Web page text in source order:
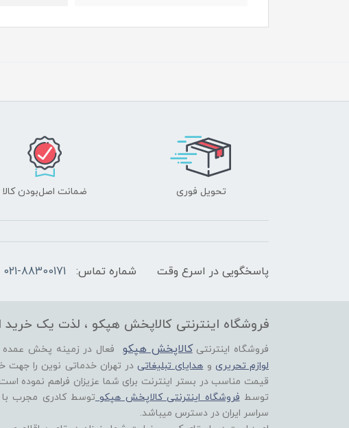
تحویل فوری ضمانت اصل‌بودن کالا
پاسخگویی در اسرع وقت شماره تماس: 021-88300171
فروشگاه اینترنتی کالاپخش هپکو ، لذت یک خرید
فروشگاه اینترنتی کالاپخش هپکو فعال در زمینه پخش
لوازم تحریری وهدایای تبلیغاتیدر تهران خدماتی نوین را جهت
قیمت مناسب در بستر اینترنت برای شما عزیزان فراهم نموده
توسطفروشگاه اینترنتی کالاپخش هپکو توسط کادری مجرب با
سراسر ایران در دسترس میباشد.